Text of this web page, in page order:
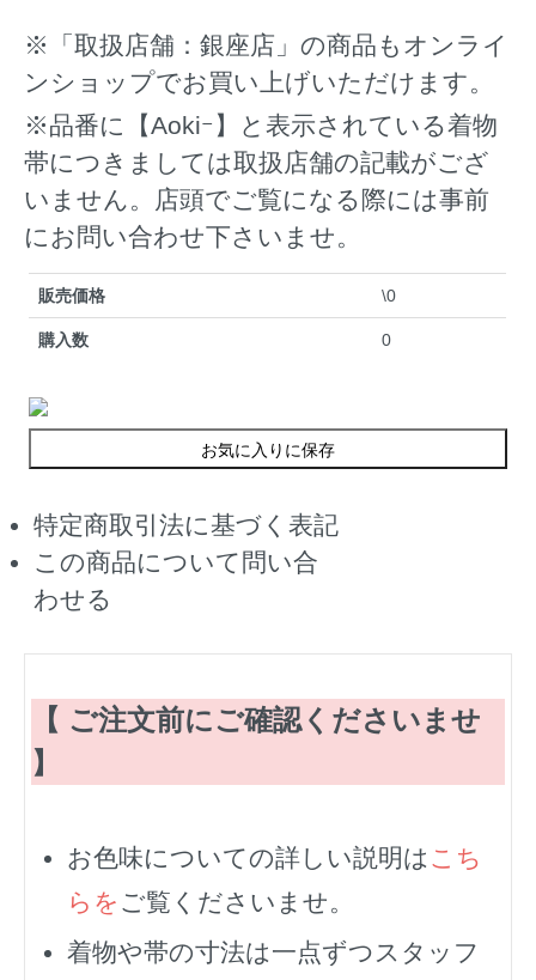
※「取扱店舗：銀座店」の商品もオンライ
ンショップでお買い上げいただけます。
※品番に【Aokiｰ】と表示されている着物
帯につきましては取扱店舗の記載がござ
いません。店頭でご覧になる際には事前
にお問い合わせ下さいませ。
販売価格 \0
購入数 0
お気に入りに保存
特定商取引法に基づく表記
この商品について問い合
わせる
【 ご注文前にご確認くださいませ
】
お色味についての詳しい説明は こち
らを ご覧くださいませ。
着物や帯の寸法は一点ずつスタッフ